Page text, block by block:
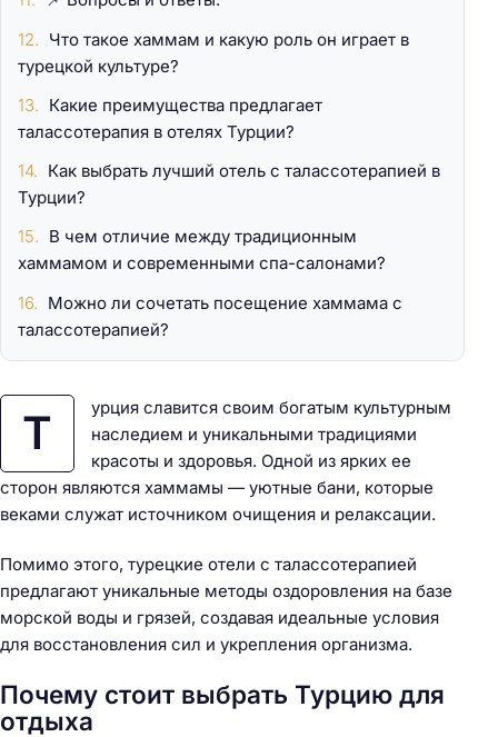
Т
урция славится своим богатым культурным
наследием и уникальными традициями
красоты и здоровья. Одной из ярких ее
сторон являются хаммамы — уютные бани, которые
веками служат источником очищения и релаксации.
Помимо этого, турецкие отели с талассотерапией
предлагают уникальные методы оздоровления на базе
морской воды и грязей, создавая идеальные условия
для восстановления сил и укрепления организма.
Почему стоит выбрать Турцию для
отдыха
Что такое хаммам и какую роль он играет в
турецкой культуре?
Какие преимущества предлагает
талассотерапия в отелях Турции?
Как выбрать лучший отель с талассотерапией в
Турции?
В чем отличие между традиционным
хаммамом и современными спа-салонами?
Можно ли сочетать посещение хаммама с
талассотерапией?